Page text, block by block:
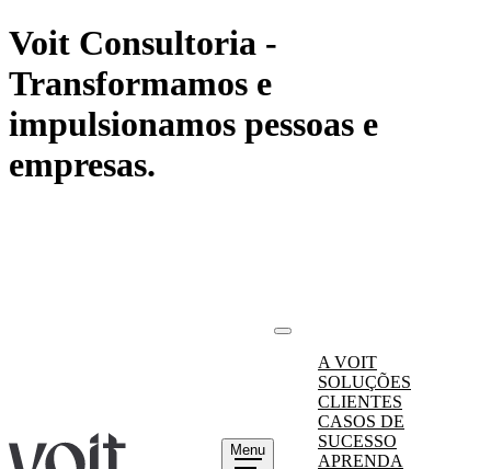
Voit Consultoria -
Transformamos e
impulsionamos pessoas e
empresas.
Menu
A VOIT
SOLUÇÕES
CLIENTES
CASOS DE
SUCESSO
APRENDA